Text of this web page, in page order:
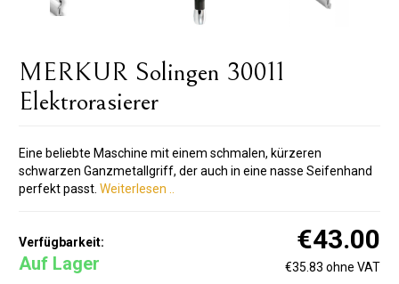
MERKUR Solingen 30011
Elektrorasierer
Eine beliebte Maschine mit einem schmalen, kürzeren
schwarzen Ganzmetallgriff, der auch in eine nasse Seifenhand
perfekt passt. Weiterlesen ..
Verfügbarkeit:
Auf Lager
€43.00
€35.83 ohne VAT